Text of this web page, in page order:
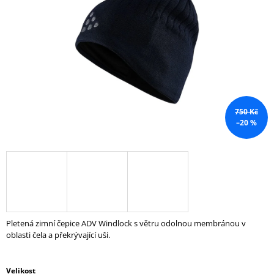
750 Kč
–20 %
Pletená zimní čepice ADV Windlock s větru odolnou membránou v
oblasti čela a překrývající uši.
Velikost
P
O
R